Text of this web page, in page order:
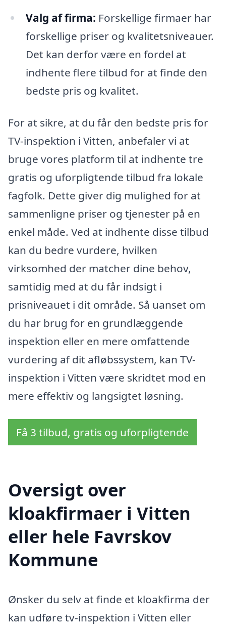
Valg af firma: Forskellige firmaer har
forskellige priser og kvalitetsniveauer.
Det kan derfor være en fordel at
indhente flere tilbud for at finde den
bedste pris og kvalitet.
For at sikre, at du får den bedste pris for
TV-inspektion i Vitten, anbefaler vi at
bruge vores platform til at indhente tre
gratis og uforpligtende tilbud fra lokale
fagfolk. Dette giver dig mulighed for at
sammenligne priser og tjenester på en
enkel måde. Ved at indhente disse tilbud
kan du bedre vurdere, hvilken
virksomhed der matcher dine behov,
samtidig med at du får indsigt i
prisniveauet i dit område. Så uanset om
du har brug for en grundlæggende
inspektion eller en mere omfattende
vurdering af dit afløbssystem, kan TV-
inspektion i Vitten være skridtet mod en
mere effektiv og langsigtet løsning.
Få 3 tilbud, gratis og uforpligtende
Oversigt over
kloakfirmaer i Vitten
eller hele Favrskov
Kommune
Ønsker du selv at finde et kloakfirma der
kan udføre tv-inspektion i Vitten eller